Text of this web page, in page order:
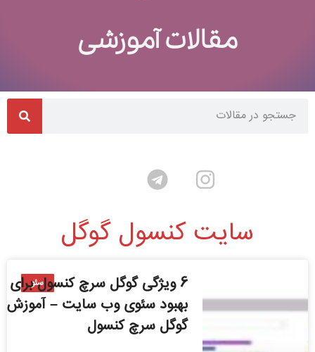
مقالات آموزشی
سایت کنسول گوگل
سئو
6 ویژگی گوگل سرچ کنسول برای
بهبود سئوی وب سایت – آموزش
گوگل سرچ کنسول